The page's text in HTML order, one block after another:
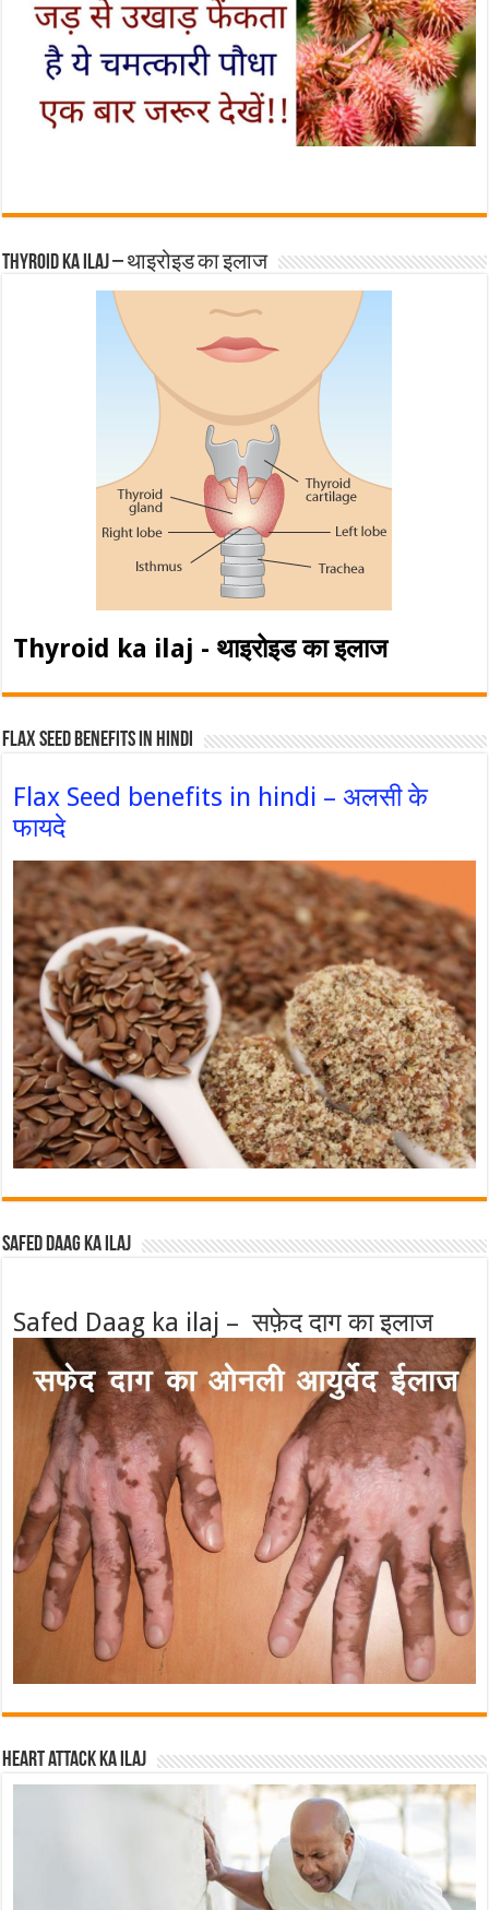
Thyroid ka ilaj – थाइरोइड का इलाज
Thyroid ka ilaj - थाइरोइड का इलाज
Flax Seed Benefits in hindi
Flax Seed benefits in hindi – अलसी के
फायदे
Safed Daag ka ilaj
Safed Daag ka ilaj – सफ़ेद दाग का इलाज
Heart attack ka ilaj